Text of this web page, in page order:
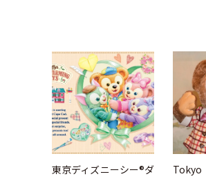
東京ディズニーシー®ダ
Tokyo